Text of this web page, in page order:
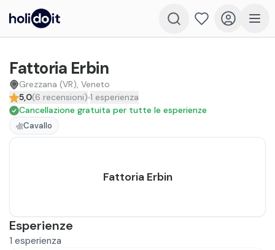
Fattoria Erbin
Grezzana (VR), Veneto
5,0(6 recensioni) 1 esperienza
Cancellazione gratuita per tutte le esperienze
Cavallo
Esperienze
1 esperienza
Fattoria Erbin